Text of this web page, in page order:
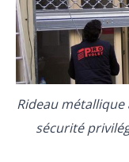
Rideau
sécurité